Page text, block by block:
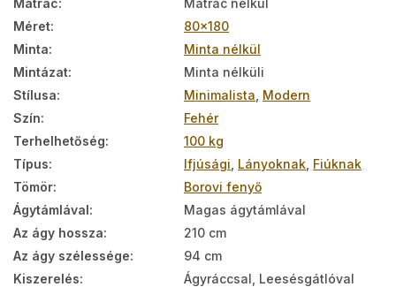
Méret:
80x180
Minta:
Minta nélkül
Mintázat:
Minta nélküli
Stílusa: Minimalista Modern
Szín:
Fehér
Terhelhetőség:
100 kg
Típus: Ifjúsági Lányoknak Fiúknak
Tömör:
Borovi fenyő
Ágytámlával:
Magas ágytámlával
Az ágy hossza:
210 cm
Az ágy szélessége:
94 cm
Kiszerelés:
Ágyráccsal, Leesésgátlóval